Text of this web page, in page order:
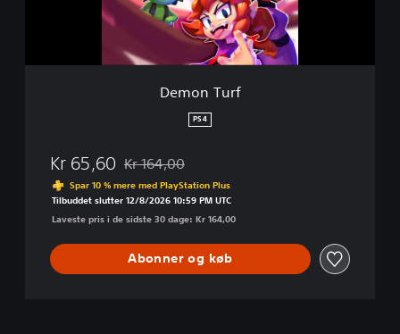
Demon Turf
PS4
Kr 65,60 Nedsat fra den normale pris på Kr 164,00
Kr 164,00
Spar 10 % mere med PlayStation Plus
Tilbuddet slutter 12/8/2026 10:59 PM UTC
Laveste pris i de sidste 30 dage: Kr 164,00
Abonner og køb